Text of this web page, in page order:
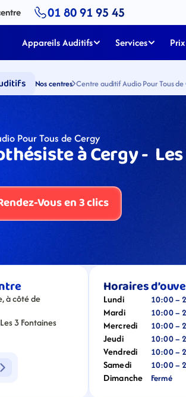
01 80 91 95 45
Appareils Auditifs Services
Nos centres Centre auditif Audio Pour Tous
Pour Tous de Cergy
à Cergy -
Vous en 3 clics
à côté de
3 Fontaines
Horaires
Lundi 10:00 –
Mardi 10:00 –
Mercredi 10:00 –
Jeudi 10:00 –
Vendredi 10:00 –
Samedi 10:00 –
Dimanche Fermé